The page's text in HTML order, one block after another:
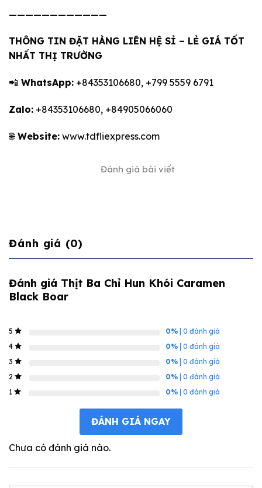
————————————
THÔNG TIN ĐẶT HÀNG LIÊN HỆ SỈ – LẺ GIÁ TỐT
NHẤT THỊ TRƯỜNG
📲 WhatsApp: +84353106680, +799 5559 6791
Zalo: +84353106680, +84905066060
🌐Website: www.tdfliexpress.com
Đánh giá bài viết
Đánh giá (0)
Đánh giá Thịt Ba Chỉ Hun Khói Caramen
Black Boar
5 0% | 0 đánh giá
4
0% | 0 đánh giá
3
0% | 0 đánh giá
2
0% | 0 đánh giá
1
0% | 0 đánh giá
ĐÁNH GIÁ NGAY
Chưa có đánh giá nào.